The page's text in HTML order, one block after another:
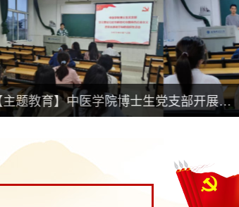
【主题教育】中医学院博士生党支部开展专题党课——学习习近平总书记重要讲话